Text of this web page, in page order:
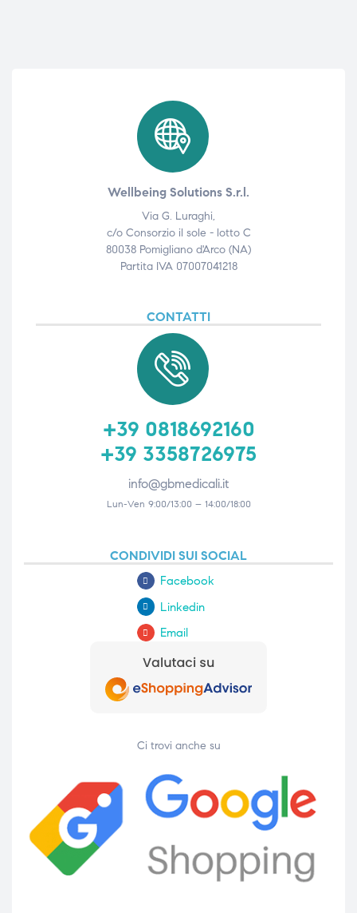
Wellbeing Solutions S.r.l.
Via G. Luraghi,
c/o Consorzio il sole - lotto C
80038 Pomigliano d'Arco (NA)
Partita IVA 07007041218
CONTATTI
+39 0818692160
+39 3358726975
info@gbmedicali.it
Lun-Ven 9:00/13:00 – 14:00/18:00
CONDIVIDI SUI SOCIAL
Facebook
Linkedin
Email
Ci trovi anche su